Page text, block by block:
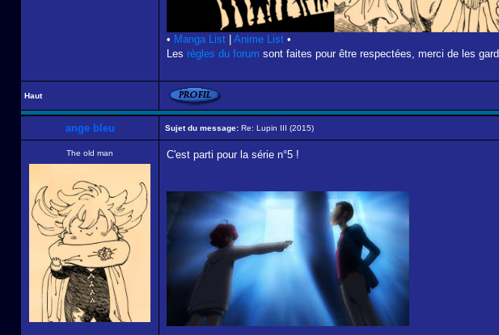
• Manga List Anime List •
Les règles du forum sont faites pour être respectées, merci de les
Haut
ange bleu Sujet du message: Re: Lupin III (2015)
The old man C'est parti pour la série n°5 !